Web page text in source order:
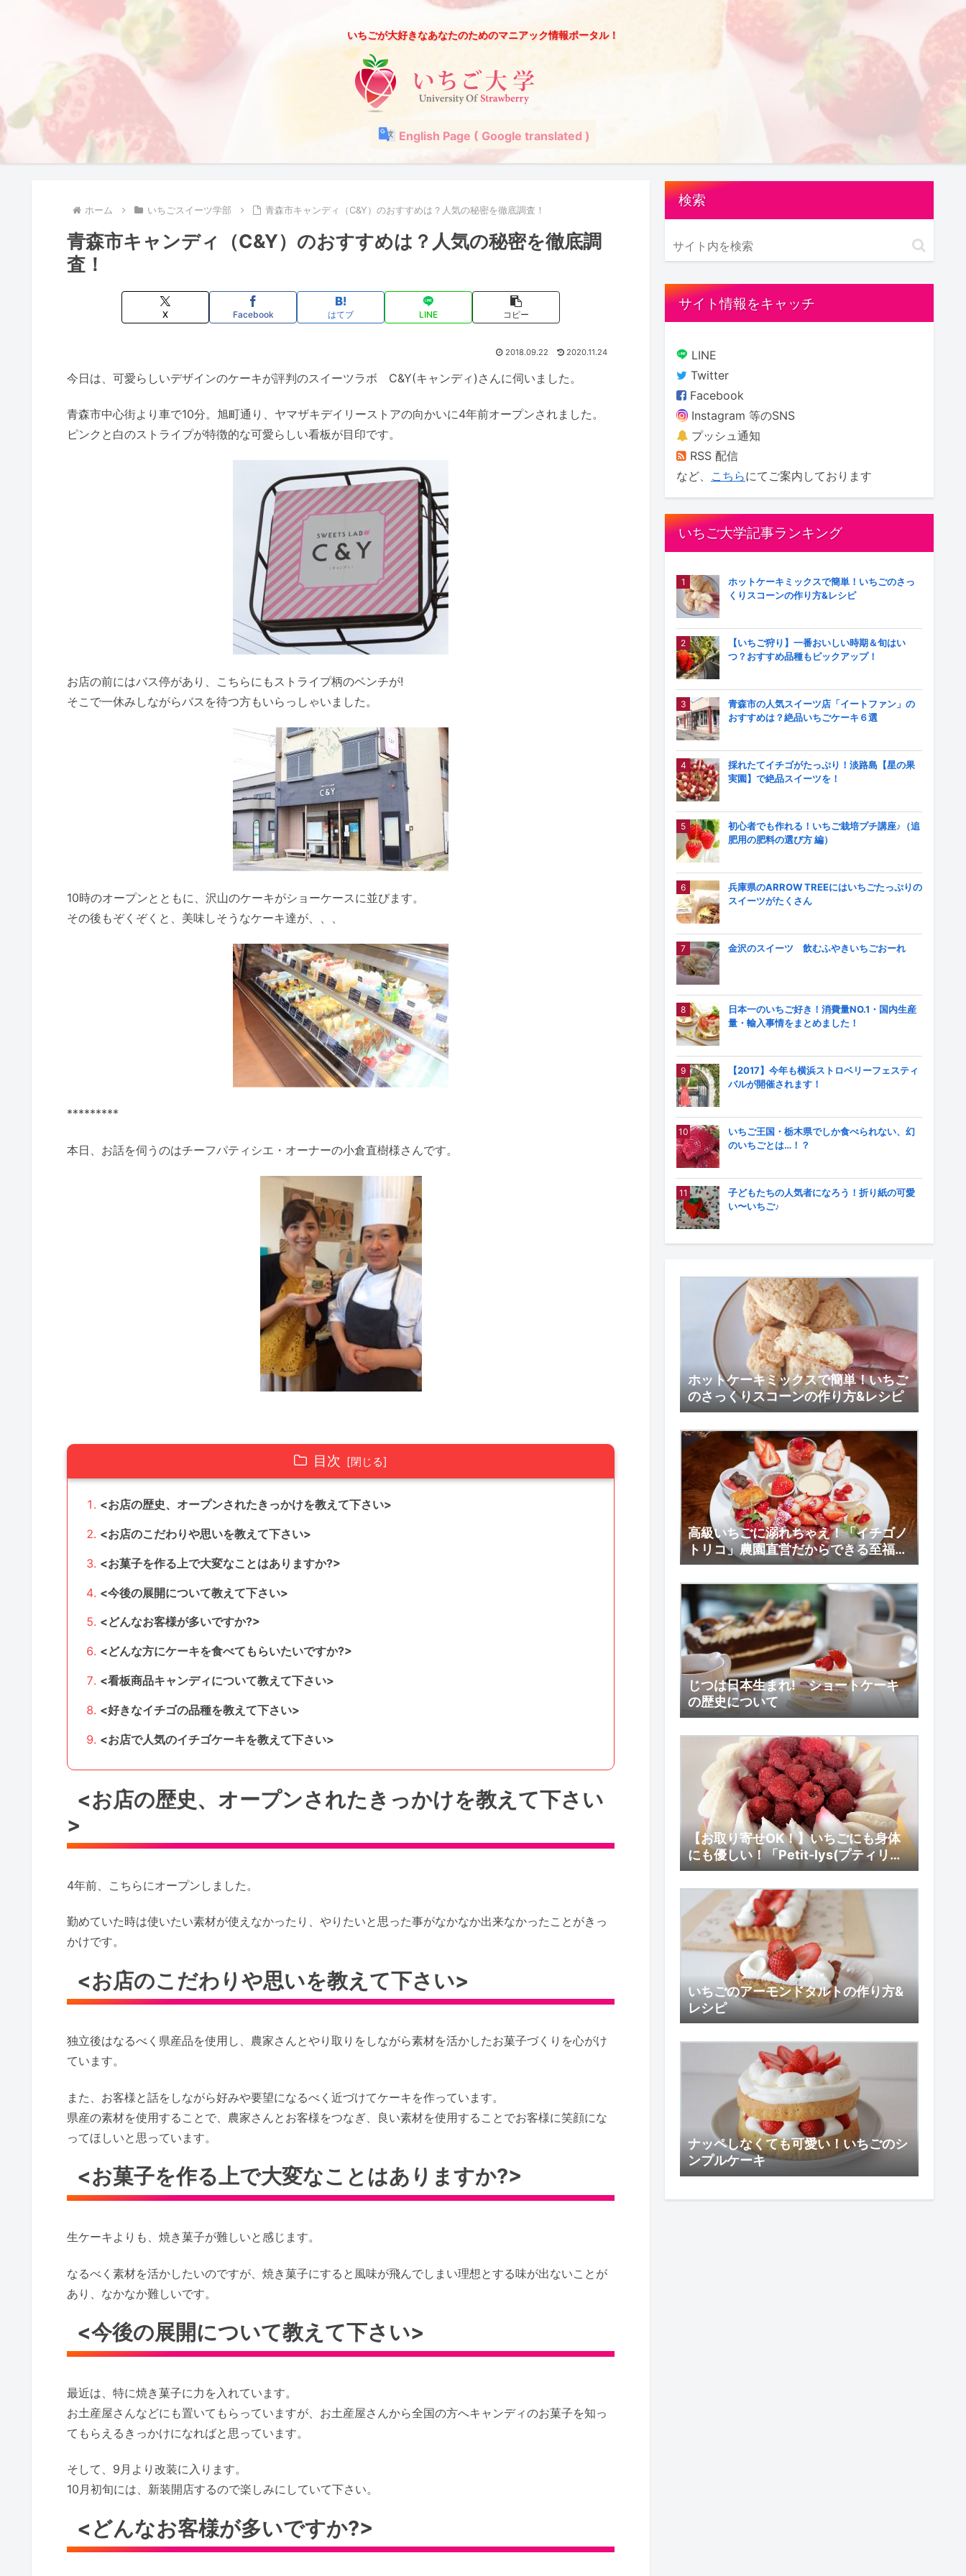
いちごが大好きなあなたのためのマニアック情報ポータル！
English Page ( Google translated )
ホーム いちごスイーツ学部 青森市キャンディ（C&Y）のおすすめは？人気の秘密を徹底調査！
青森市キャンディ（C&Y）のおすすめは？人気の秘密を徹底調
査！
X Facebook はてブ LINE コピー
2018.09.22 2020.11.24
今日は、可愛らしいデザインのケーキが評判のスイーツラボ C&Y(キャンディ)さんに伺いました。
青森市中心街より車で10分。旭町通り、ヤマザキデイリーストアの向かいに4年前オープンされました。
ピンクと白のストライプが特徴的な可愛らしい看板が目印です。
お店の前にはバス停があり、こちらにもストライプ柄のベンチが!
そこで一休みしながらバスを待つ方もいらっしゃいました。
10時のオープンとともに、沢山のケーキがショーケースに並びます。
その後もぞくぞくと、美味しそうなケーキ達が、、、
*********
本日、お話を伺うのはチーフパティシエ・オーナーの小倉直樹様さんです。
目次
<お店の歴史、オープンされたきっかけを教えて下さい>
<お店のこだわりや思いを教えて下さい>
<お菓子を作る上で大変なことはありますか?>
<今後の展開について教えて下さい>
<どんなお客様が多いですか?>
<どんな方にケーキを食べてもらいたいですか?>
<看板商品キャンディについて教えて下さい>
<好きなイチゴの品種を教えて下さい>
<お店で人気のイチゴケーキを教えて下さい>
<お店の歴史、オープンされたきっかけを教えて下さい
>
4年前、こちらにオープンしました。
勤めていた時は使いたい素材が使えなかったり、やりたいと思った事がなかなか出来なかったことがきっ
かけです。
<お店のこだわりや思いを教えて下さい>
独立後はなるべく県産品を使用し、農家さんとやり取りをしながら素材を活かしたお菓子づくりを心がけ
ています。
また、お客様と話をしながら好みや要望になるべく近づけてケーキを作っています。
県産の素材を使用することで、農家さんとお客様をつなぎ、良い素材を使用することでお客様に笑顔にな
ってほしいと思っています。
<お菓子を作る上で大変なことはありますか?>
生ケーキよりも、焼き菓子が難しいと感じます。
なるべく素材を活かしたいのですが、焼き菓子にすると風味が飛んでしまい理想とする味が出ないことが
あり、なかなか難しいです。
<今後の展開について教えて下さい>
最近は、特に焼き菓子に力を入れています。
お土産屋さんなどにも置いてもらっていますが、お土産屋さんから全国の方へキャンディのお菓子を知っ
てもらえるきっかけになればと思っています。
そして、9月より改装に入ります。
10月初旬には、新装開店するので楽しみにしていて下さい。
<どんなお客様が多いですか?>
検索
サイト情報をキャッチ
LINE
Twitter
Facebook
Instagram 等のSNS
プッシュ通知
RSS 配信
など、 こちらにてご案内しております
いちご大学記事ランキング
ホットケーキミックスで簡単！いちごのさっ
くりスコーンの作り方&レシピ
【いちご狩り】一番おいしい時期＆旬はい
つ？おすすめ品種もピックアップ！
青森市の人気スイーツ店「イートファン」の
おすすめは？絶品いちごケーキ６選
採れたてイチゴがたっぷり！淡路島【星の果
実園】で絶品スイーツを！
初心者でも作れる！いちご栽培プチ講座♪（追
肥用の肥料の選び方 編）
兵庫県のARROW TREEにはいちごたっぷりの
スイーツがたくさん
金沢のスイーツ 飲むふやきいちごおーれ
日本一のいちご好き！消費量NO.1・国内生産
量・輸入事情をまとめました！
【2017】今年も横浜ストロベリーフェスティ
バルが開催されます！
いちご王国・栃木県でしか食べられない、幻
のいちごとは…！？
子どもたちの人気者になろう！折り紙の可愛
い〜いちご♪
ホットケーキミックスで簡単！いちご
のさっくりスコーンの作り方&レシピ
高級いちごに溺れちゃえ！「イチゴノ
トリコ」農園直営だからできる至福の
いちご尽くし（栃木県鹿沼市）
じつは日本生まれ! ショートケーキ
の歴史について
【お取り寄せOK！】いちごにも身体
にも優しい！「Petit-lys(プティリ
ス)」のロースイーツ 【ローベリーベ
ーリーケーキ】
いちごのアーモンドタルトの作り方&
レシピ
ナッペしなくても可愛い！いちごのシ
ンプルケーキ